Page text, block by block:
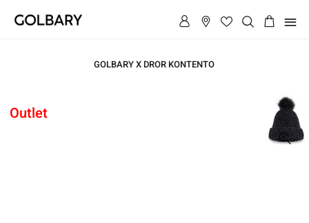
תפריט
GOLBARY X DROR KONTENTO
ראשי
ראשי
כובע
פונפון כובע
פונפון
Outlet